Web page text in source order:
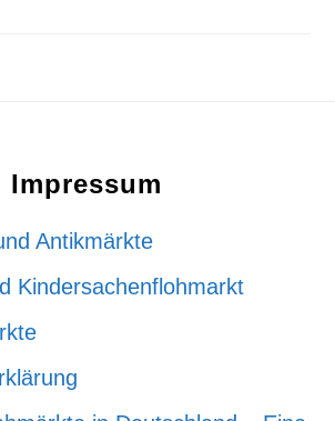
Impressum
Antikmärkte
Kindersachenflohmarkt